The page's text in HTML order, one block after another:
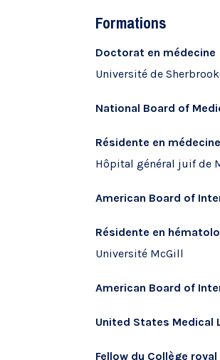
Formations
Doctorat en médecine
Université de
National Board of
Résidente en
Hôpital général juif de
American Board of
Résidente en
Université McGill
American Board of
United States Medical
Fellow du Collège